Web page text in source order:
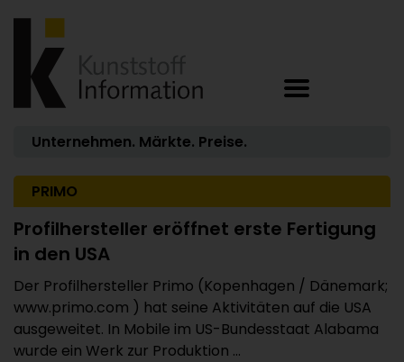
Unternehmen. Märkte. Preise.
PRIMO
Profilhersteller eröffnet erste Fertigung
in den USA
Der Profilhersteller Primo (Kopenhagen / Dänemark;
www.primo.com ) hat seine Aktivitäten auf die USA
ausgeweitet. In Mobile im US-Bundesstaat Alabama
wurde ein Werk zur Produktion ...